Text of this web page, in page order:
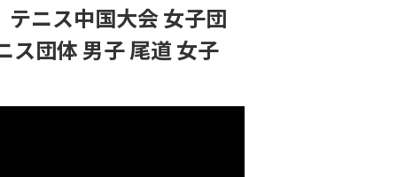
ニス中国大会 女子団
団体 男子 尾道 女子